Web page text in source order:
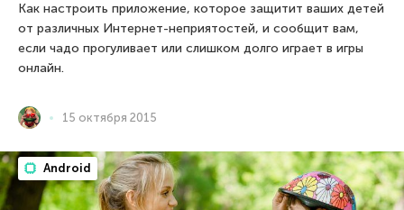
Как настроить приложение, которое защитит ваших детей
от различных Интернет-неприятостей, и сообщит вам,
если чадо прогуливает или слишком долго играет в игры
онлайн.
15 октября 2015
Android